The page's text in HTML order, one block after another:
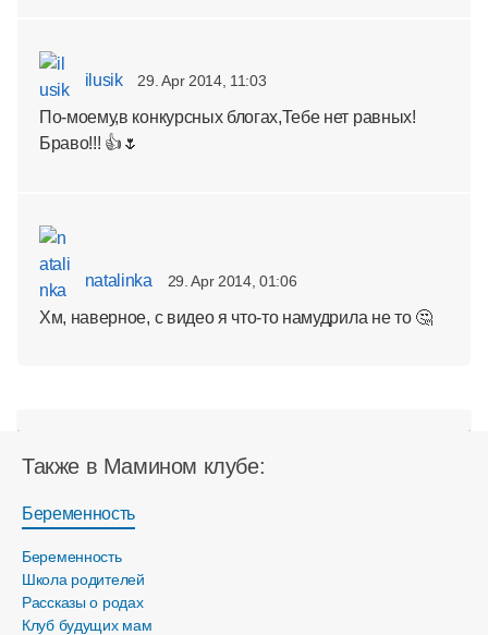
ilusik 29. Apr 2014, 11:03
По-моему,в конкурсных блогах,Тебе нет равных!
Браво!!! 👍🌷
natalinka 29. Apr 2014, 01:06
Хм, наверное, с видео я что-то намудрила не то 🤔
Также в Мамином клубе:
Беременность
Беременность
Школа родителей
Рассказы о родах
Клуб будущих мам